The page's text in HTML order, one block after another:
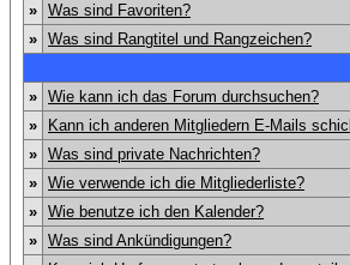
» Was sind Favoriten?
» Was sind Rangtitel und Rangzeichen?
» Wie kann ich das Forum durchsuchen?
»
Kann ich anderen Mitgliedern E-Mails
» Was sind private Nachrichten?
» Wie verwende ich die Mitgliederliste?
» Wie benutze ich den Kalender?
» Was sind Ankündigungen?